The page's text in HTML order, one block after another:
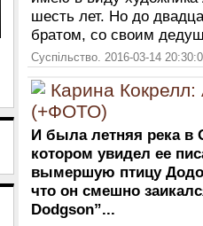
шесть лет. Но до
братом, со своим
Суспільство. 2016-03-14
Карина
(+ФОТО)
И была летняя река в
котором увидел ее
вымершую птицу Додо,
что он смешно
Dodgson”...